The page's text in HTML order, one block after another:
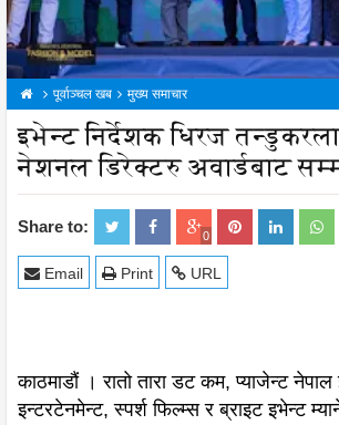
पूर्वाञ्चल खब मुख्य समाचार
इभेन्ट निर्देशक धिरज
नेशनल डिरेक्टरु अवार्डबाट
Share to: 0
URL
Print
Email
काठमाडौं । रातो तारा डट कम, प्याजेन्ट
इन्टरटेनमेन्ट, स्पर्श फिल्म्स र ब्राइट इभेन्ट